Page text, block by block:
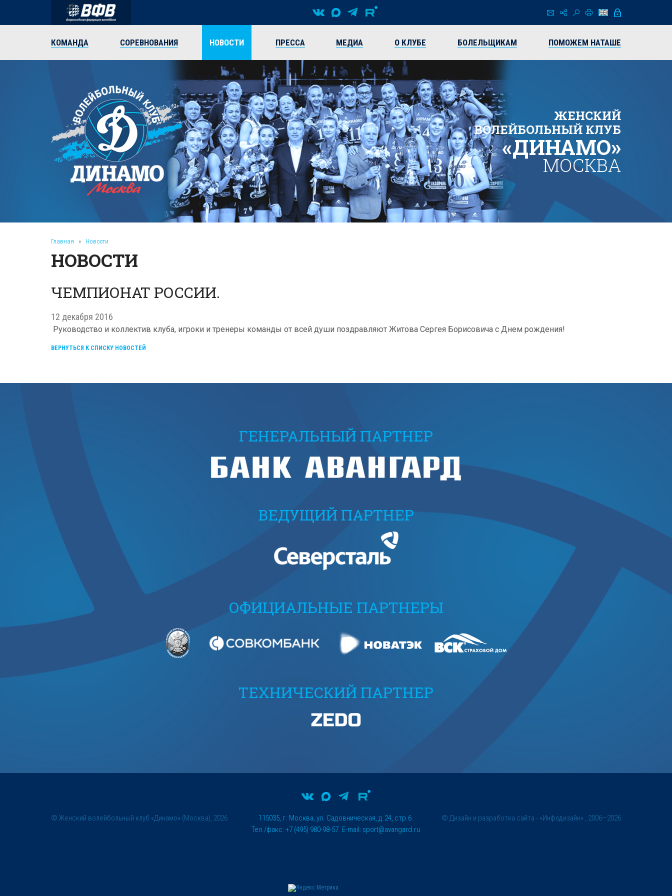
КОМАНДА СОРЕВНОВАНИЯ НОВОСТИ ПРЕССА МЕДИА О КЛУБЕ БОЛЕЛЬЩИКАМ ПОМОЖЕМ НАТАШЕ
ЖЕНСКИЙ
ВОЛЕЙБОЛЬНЫЙ КЛУБ
«ДИНАМО»
МОСКВА
Главная » Новости
НОВОСТИ
ЧЕМПИОНАТ РОССИИ.
12 декабря 2016
Руководство и коллектив клуба, игроки и тренеры команды от всей души поздравляют Житова Сергея Борисовича с Днем рождения!
ВЕРНУТЬСЯ К СПИСКУ НОВОСТЕЙ
ГЕНЕРАЛЬНЫЙ ПАРТНЕР
ВЕДУЩИЙ ПАРТНЕР
ОФИЦИАЛЬНЫЕ ПАРТНЕРЫ
ТЕХНИЧЕСКИЙ ПАРТНЕР
© Женский волейбольный клуб «Динамо» (Москва), 2026
115035, г. Москва, ул. Садовническая, д.24, стр.6.
Тел./факс: +7 (495) 980-98-57. E-mail: sport@avangard.ru
© Дизайн и разработка сайта - «Инфодизайн» , 2006—2026